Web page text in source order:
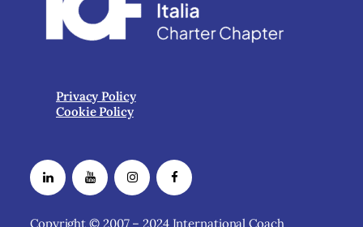
Privacy Policy
Cookie Policy
Copyright © 2007 – 2024 International Coach